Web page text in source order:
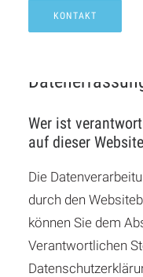
KONTAKT
entnehmen Sie
aufgeführten
Wer ist
auf dieser
Die
durch den
können Sie dem
Verantwortlichen